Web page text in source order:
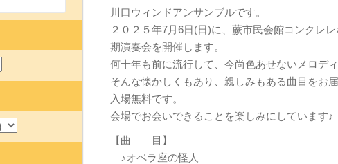
川口ウィンドアンサンブルです。
２０２５年7月6日(日)に、蕨市民会館コンクレ
期演奏会を開催します。
何十年も前に流行して、今尚色あせないメロディ
そんな懐かしくもあり、親しみもある曲目をお届
入場無料です。
会場でお会いできることを楽しみにしています♪
【曲 目】
♪オペラ座の怪人